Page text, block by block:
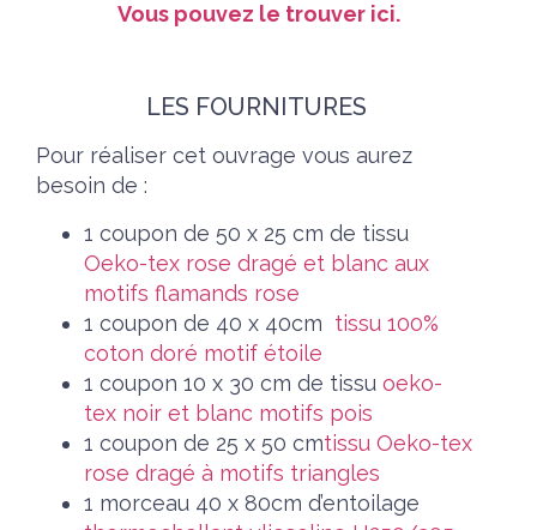
Vous pouvez le trouver ici.
LES FOURNITURES
Pour réaliser cet ouvrage vous aurez
besoin de :
1 coupon de 50 x 25 cm de tissu
Oeko-tex rose dragé et blanc aux
motifs flamands rose
1 coupon de 40 x 40cm tissu 100%
coton doré motif étoile
1 coupon 10 x 30 cm de tissu oeko-
tex noir et blanc motifs pois
1 coupon de 25 x 50 cmtissu Oeko-tex
rose dragé à motifs triangles
1 morceau 40 x 80cm d’entoilage